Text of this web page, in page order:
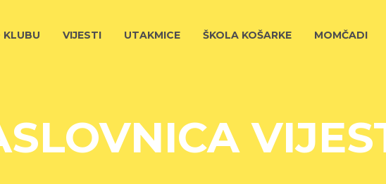
KLUBU VIJESTI UTAKMICE ŠKOLA KOŠARKE MOMČADI